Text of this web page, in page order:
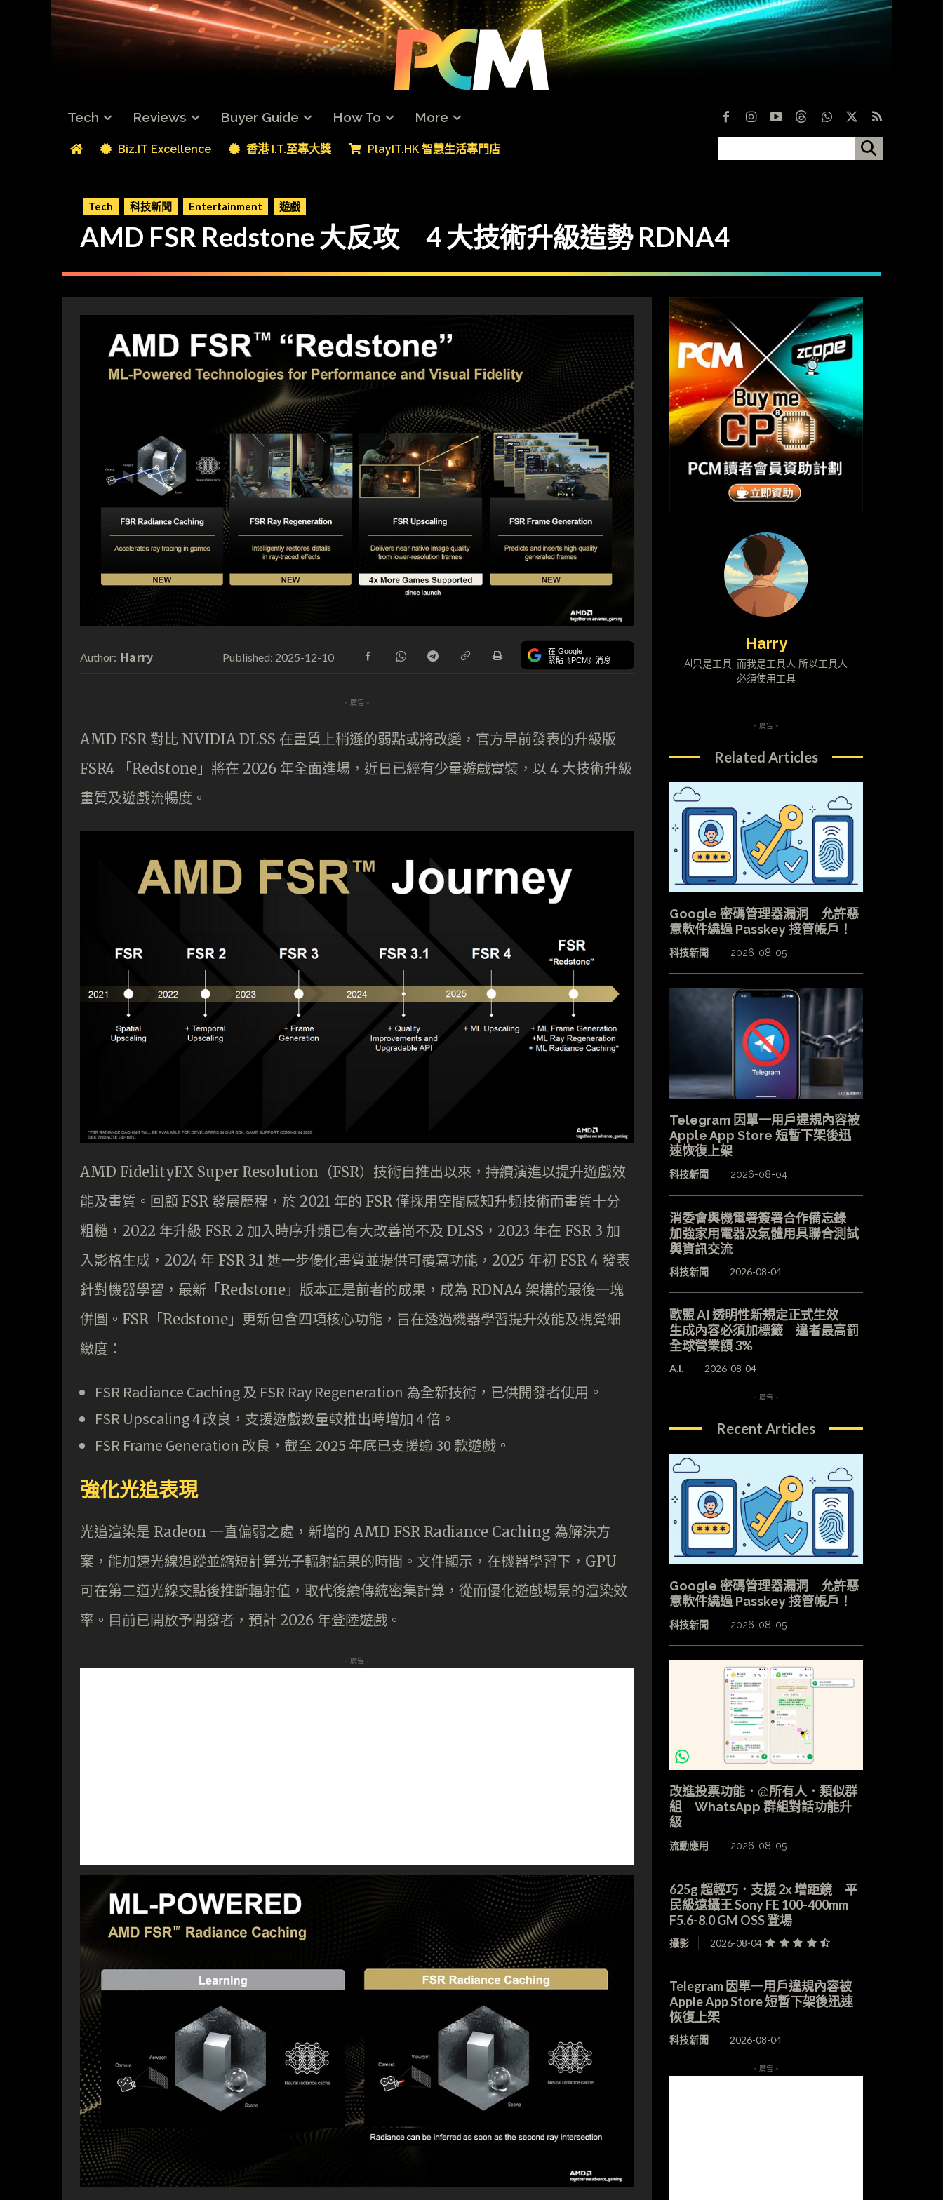
Tech Reviews Buyer Guide How To More
Biz.IT Excellence 香港 I.T.至專大獎 PlayIT.HK 智慧生活專門店
Tech 科技新聞 Entertainment 遊戲
AMD FSR Redstone 大反攻 4 大技術升級造勢 RDNA4
Author: Harry Published: 2025-12-10 在 Google
緊貼《PCM》消息
- 廣告 -
AMD FSR 對比 NVIDIA DLSS 在畫質上稍遜的弱點或將改變，官方早前發表的升級版
FSR4 「Redstone」將在 2026 年全面進場，近日已經有少量遊戲實裝，以 4 大技術升級
畫質及遊戲流暢度。
AMD FidelityFX Super Resolution（FSR）技術自推出以來，持續演進以提升遊戲效
能及畫質。回顧 FSR 發展歷程，於 2021 年的 FSR 僅採用空間感知升頻技術而畫質十分
粗糙，2022 年升級 FSR 2 加入時序升頻已有大改善尚不及 DLSS，2023 年在 FSR 3 加
入影格生成，2024 年 FSR 3.1 進一步優化畫質並提供可覆寫功能，2025 年初 FSR 4 發表
針對機器學習，最新「Redstone」版本正是前者的成果，成為 RDNA4 架構的最後一塊
併圖。FSR「Redstone」更新包含四項核心功能，旨在透過機器學習提升效能及視覺細
緻度：
FSR Radiance Caching 及 FSR Ray Regeneration 為全新技術，已供開發者使用。
FSR Upscaling 4 改良，支援遊戲數量較推出時增加 4 倍。
FSR Frame Generation 改良，截至 2025 年底已支援逾 30 款遊戲。
強化光追表現
光追渲染是 Radeon 一直偏弱之處，新增的 AMD FSR Radiance Caching 為解決方
案，能加速光線追蹤並縮短計算光子輻射結果的時間。文件顯示，在機器學習下，GPU
可在第二道光線交點後推斷輻射值，取代後續傳統密集計算，從而優化遊戲場景的渲染效
率。目前已開放予開發者，預計 2026 年登陸遊戲。
- 廣告 -
Harry
AI只是工具, 而我是工具人 所以工具人
必須使用工具
- 廣告 -
Related Articles
Google 密碼管理器漏洞 允許惡
意軟件繞過 Passkey 接管帳戶！
科技新聞 2026-08-05
Telegram 因單一用戶違規內容被
Apple App Store 短暫下架後迅
速恢復上架
科技新聞 2026-08-04
消委會與機電署簽署合作備忘錄
加強家用電器及氣體用具聯合測試
與資訊交流
科技新聞 2026-08-04
歐盟 AI 透明性新規定正式生效
生成內容必須加標籤 違者最高罰
全球營業額 3%
A.I. 2026-08-04
- 廣告 -
Recent Articles
Google 密碼管理器漏洞 允許惡
意軟件繞過 Passkey 接管帳戶！
科技新聞 2026-08-05
改進投票功能．@所有人．類似群
組 WhatsApp 群組對話功能升
級
流動應用 2026-08-05
625g 超輕巧．支援 2x 增距鏡 平
民級遠攝王 Sony FE 100-400mm
F5.6-8.0 GM OSS 登場
攝影 2026-08-04
Telegram 因單一用戶違規內容被
Apple App Store 短暫下架後迅速
恢復上架
科技新聞 2026-08-04
- 廣告 -